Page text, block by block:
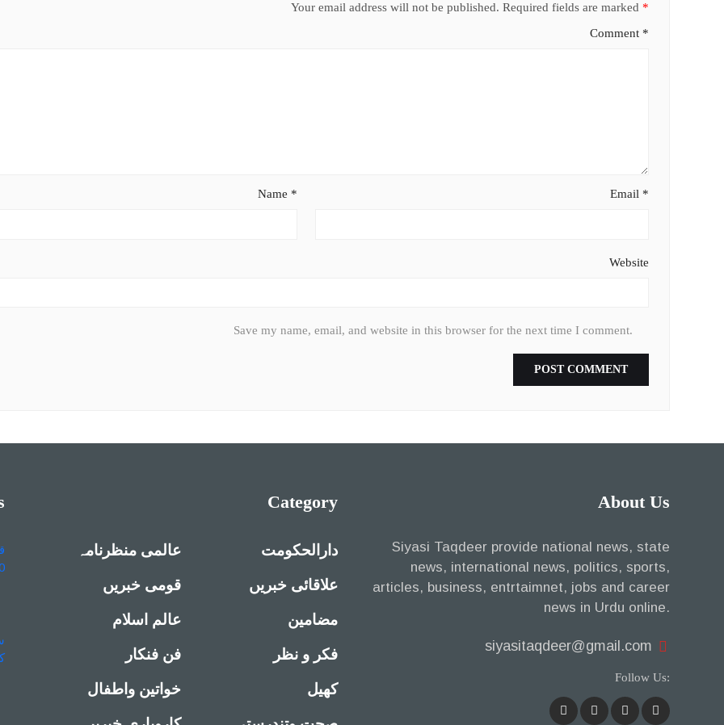
Your email address will not be published. Required fields are marked *
Comment *
Name * Email *
Website
Save my name, email, and website in this browser for the next time I comment.
Category
دارالحکومت عالمی منظرنامہ
علاقائی خبریں قومی خبریں
مضامین عالم اسلام
فکر و نظر فن فنکار
کھیل خواتین واطفال
About Us
Siyasi Taqdeer provide national news, state
news, international news, politics, sports,
articles, business, entrtaimnet, jobs and career
news in Urdu online.
siyasitaqdeer@gmail.com
Follow Us: